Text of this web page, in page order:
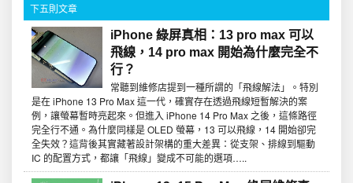
下五則文章
iPhone 綠屏真相：13 pro max 可以
飛線，14 pro max 開始為什麼完全不
行？
常聽到維修店提到一種所謂的「飛線解法」。特別
是在 iPhone 13 Pro Max 這一代，確實存在透過飛線短暫解決的案
例，讓螢幕暫時亮起來。但進入 iPhone 14 Pro Max 之後，這條路徑
完全行不通。為什麼同樣是 OLED 螢幕，13 可以飛線，14 開始卻完
全失效？這背後其實藏著設計架構的重大差異：從支架、排線到驅動
IC 的配置方式，都讓「飛線」變成不可能的選項…..